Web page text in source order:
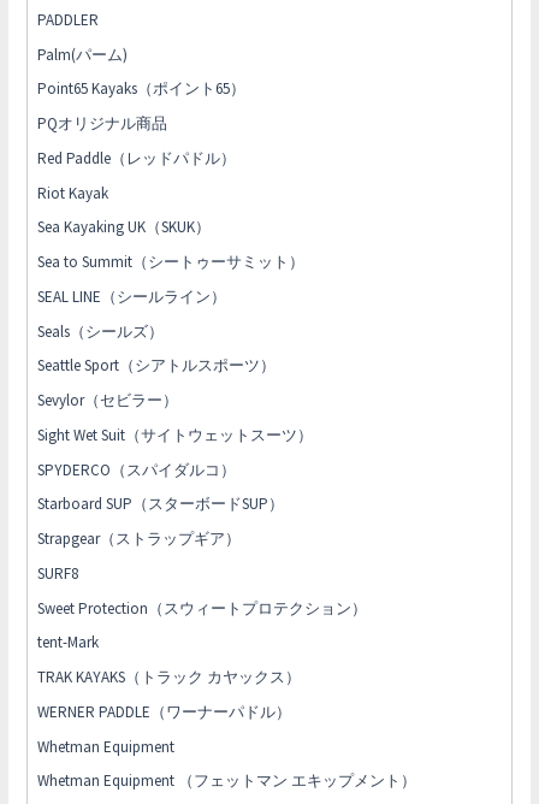
PADDLER
Palm(パーム)
Point65 Kayaks（ポイント65）
PQオリジナル商品
Red Paddle（レッドパドル）
Riot Kayak
Sea Kayaking UK（SKUK）
Sea to Summit（シートゥーサミット）
SEAL LINE（シールライン）
Seals（シールズ）
Seattle Sport（シアトルスポーツ）
Sevylor（セビラー）
Sight Wet Suit（サイトウェットスーツ）
SPYDERCO（スパイダルコ）
Starboard SUP（スターボードSUP）
Strapgear（ストラップギア）
SURF8
Sweet Protection（スウィートプロテクション）
tent-Mark
TRAK KAYAKS（トラック カヤックス）
WERNER PADDLE（ワーナーパドル）
Whetman Equipment
Whetman Equipment （フェットマン エキップメント）